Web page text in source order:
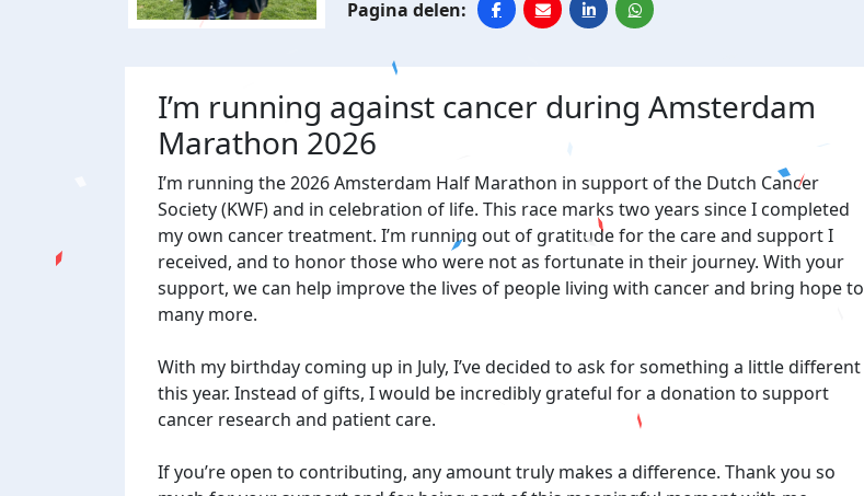
I’m running against cancer during Amsterdam
Marathon 2026
I’m running the 2026 Amsterdam Half Marathon in support of the Dutch Cancer
Society (KWF) and in celebration of life. This race marks two years since I completed
my own cancer treatment. I’m running out of gratitude for the care and support I
received, and to honor those who were not as fortunate in their journey. With your
support, we can help improve the lives of people living with cancer and bring hope to
many more.
With my birthday coming up in July, I’ve decided to ask for something a little different
this year. Instead of gifts, I would be incredibly grateful for a donation to support
cancer research and patient care.
If you’re open to contributing, any amount truly makes a difference. Thank you so